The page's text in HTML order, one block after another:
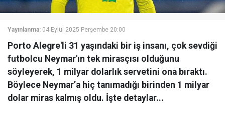
Yayınlanma: 04 Eylül 2025 Perşembe 20:00
Porto Alegre'li 31 yaşındaki bir iş insanı, çok sevdiği
futbolcu Neymar'ın tek mirasçısı olduğunu
söyleyerek, 1 milyar dolarlık servetini ona bıraktı.
Böylece Neymar’a hiç tanımadığı birinden 1 milyar
dolar miras kalmış oldu. İşte detaylar...